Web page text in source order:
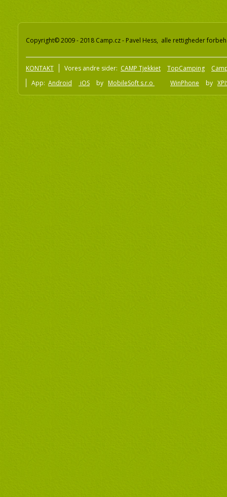
Copyright© 2009 - 2018 Camp.cz - Pavel Hess, alle rettigheder
KONTAKT Vores andre sider: CAMP Tjekkiet TopCamping
App: Android iOS by MobileSoft s.r.o WinPhone by